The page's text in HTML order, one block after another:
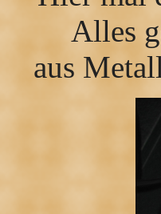
Alles
aus